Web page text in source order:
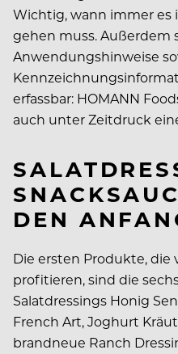
Wichtig, wann immer es
gehen muss. Außerdem
Anwendungshinweise
erfassbar: HOMANN
auch unter Zeitdruck
DEN
Die ersten Produkte, die
profitieren, sind die
Salatdressings Honig
French Art, Joghurt
brandneue Ranch